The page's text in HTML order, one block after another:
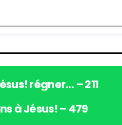
régner… – 211
à Jésus! – 479